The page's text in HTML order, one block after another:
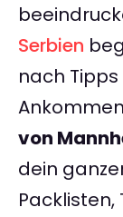
Serbien
nach
von
dein